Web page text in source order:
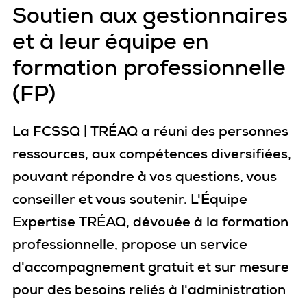
Soutien aux gestionnaires
et à leur équipe en
formation professionnelle
(FP)
La FCSSQ | TRÉAQ a réuni des personnes
ressources, aux compétences diversifiées,
pouvant répondre à vos questions, vous
conseiller et vous soutenir. L'Équipe
Expertise TRÉAQ, dévouée à la formation
professionnelle, propose un service
d'accompagnement gratuit et sur mesure
pour des besoins reliés à l'administration